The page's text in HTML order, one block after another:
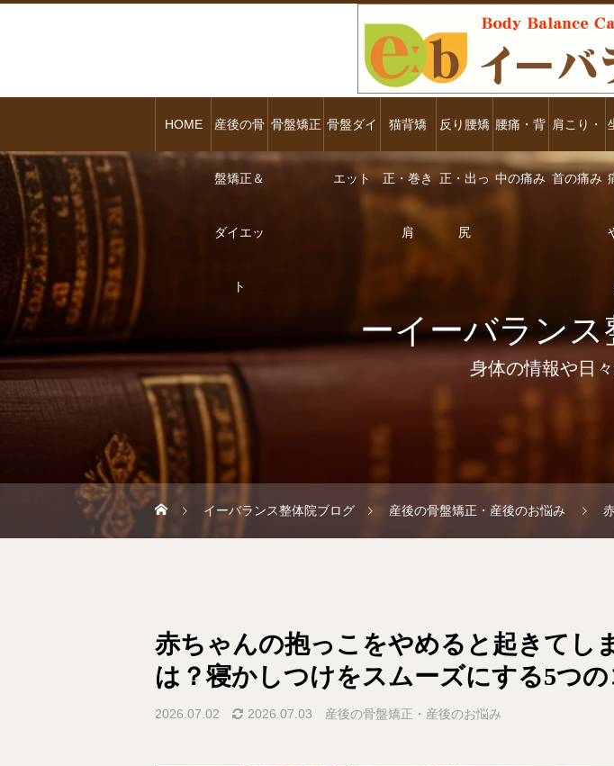
HOME 産後の骨
盤矯正＆
ダイエッ
ト
骨盤矯正 骨盤ダイ
エット
猫背矯
正・巻き
肩
反り腰矯
正・出っ
尻
腰痛・背
中の痛み
肩こり・
首の痛み
ーイーバランス
身体の情報や日
イーバランス整体院ブログ 産後の骨盤矯正・産後のお悩み
赤ちゃんの抱っこをやめると起きてし
は？寝かしつけをスムーズにする5つの
2026.07.02 2026.07.03 産後の骨盤矯正・産後のお悩み